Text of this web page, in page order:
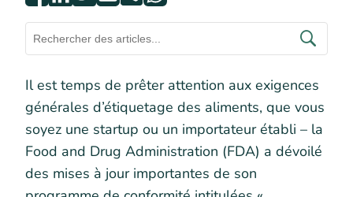
Il est temps de prêter attention aux exigences
générales d’étiquetage des aliments, que vous
soyez une startup ou un importateur établi – la
Food and Drug Administration (FDA) a dévoilé
des mises à jour importantes de son